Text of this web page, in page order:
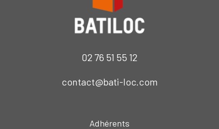
02 76 51 55 12
contact@bati-loc.com
Adhérents